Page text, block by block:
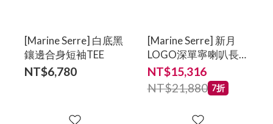
[Marine Serre] 白底黑
鑲邊合身短袖TEE
NT$6,780
[Marine Serre] 新月
LOGO深單寧喇叭長
褲
NT$15,316
NT$21,880 7折